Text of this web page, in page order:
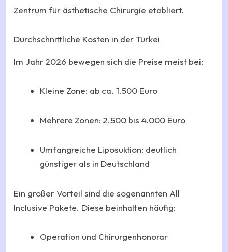
Zentrum für ästhetische Chirurgie etabliert.
Durchschnittliche Kosten in der Türkei
Im Jahr 2026 bewegen sich die Preise meist bei:
Kleine Zone: ab ca. 1.500 Euro
Mehrere Zonen: 2.500 bis 4.000 Euro
Umfangreiche Liposuktion: deutlich
günstiger als in Deutschland
Ein großer Vorteil sind die sogenannten All
Inclusive Pakete. Diese beinhalten häufig:
Operation und Chirurgenhonorar